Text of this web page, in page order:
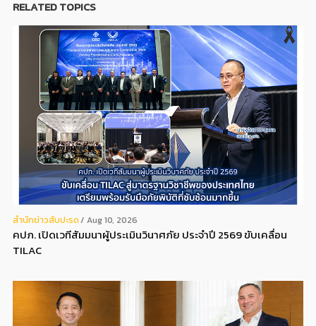
RELATED TOPICS
สํานักข่าวสับปะรด Aug 10, 2026
คปภ. เปิดเวทีสัมมนาผู้ประเมินวินาศภัย ประจำปี 2569 ขับเคลื่อน
TILAC